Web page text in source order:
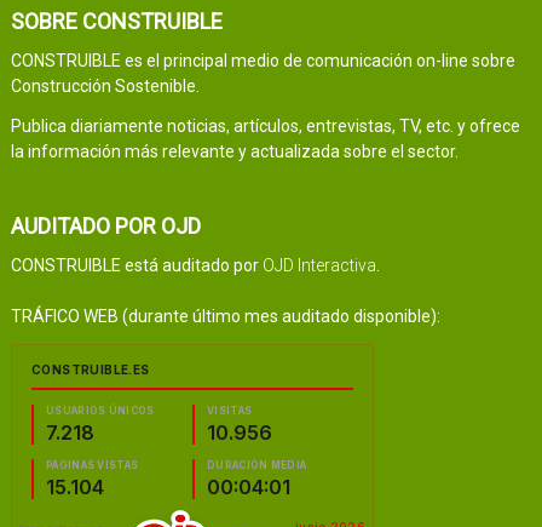
SOBRE CONSTRUIBLE
CONSTRUIBLE es el principal medio de comunicación on-line sobre
Construcción Sostenible.
Publica diariamente noticias, artículos, entrevistas, TV, etc. y ofrece
la información más relevante y actualizada sobre el sector.
AUDITADO POR OJD
CONSTRUIBLE está auditado por OJD Interactiva.
TRÁFICO WEB (durante último mes auditado disponible):